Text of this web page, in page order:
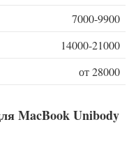
7000-9900
14000-21000
от 28000
MacBook Unibody